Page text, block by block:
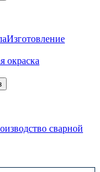
Изготовление
окраска
сварной